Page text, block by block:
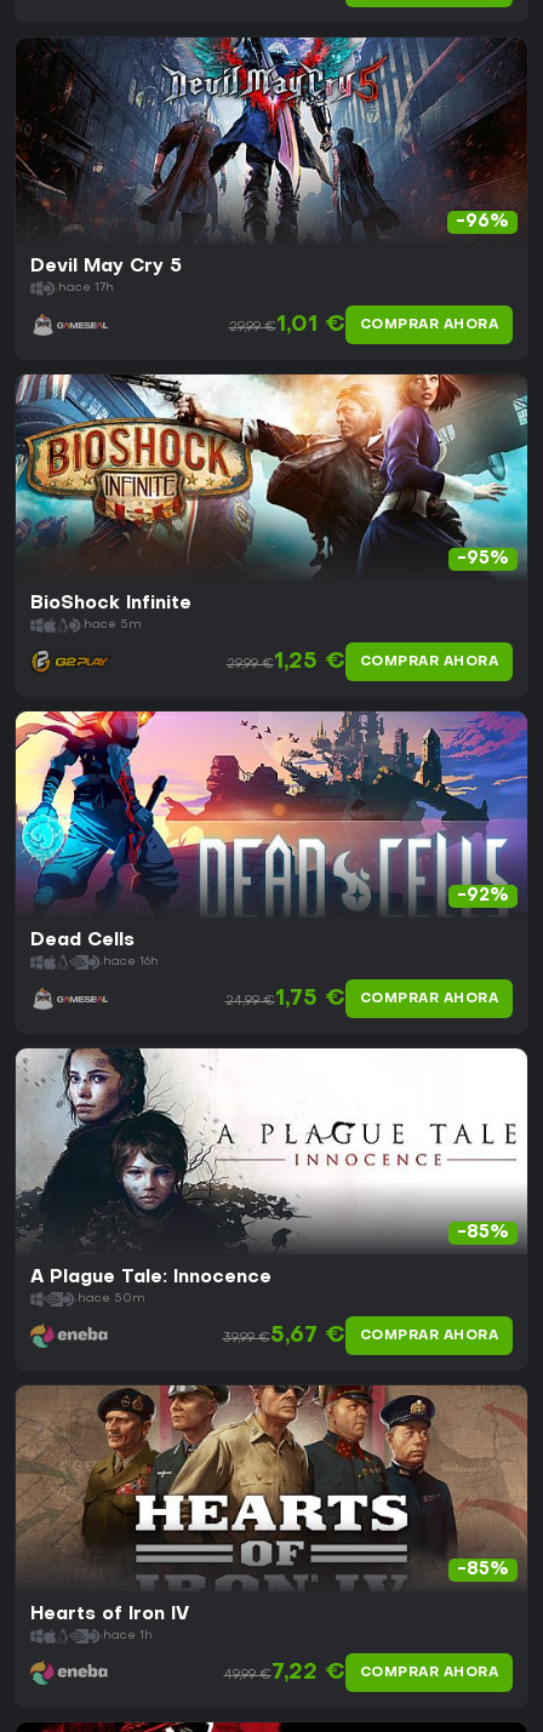
-96%
Devil May Cry 5
hace 17h
29,99 €1,01 € COMPRAR AHORA
-95%
BioShock Infinite
hace 5m
29,99 €1,25 € COMPRAR AHORA
-92%
Dead Cells
hace 16h
24,99 €1,75 € COMPRAR AHORA
-85%
A Plague Tale: Innocence
hace 50m
39,99 €5,67 € COMPRAR AHORA
-85%
Hearts of Iron IV
hace 1h
49,99 €7,22 € COMPRAR AHORA